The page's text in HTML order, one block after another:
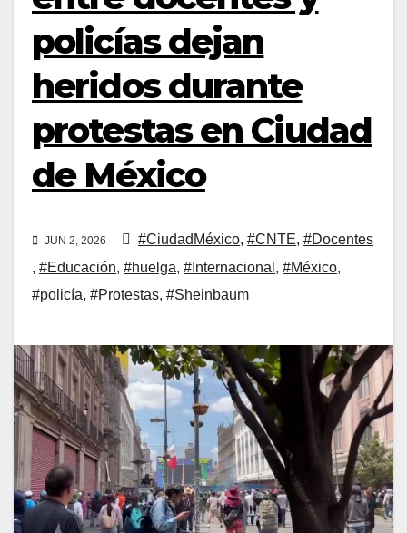
policías dejan
heridos durante
protestas en Ciudad
de México
JUN 2, 2026 #CiudadMéxico, #CNTE, #Docentes
, #Educación, #huelga, #Internacional , #México,
#policía, #Protestas, #Sheinbaum